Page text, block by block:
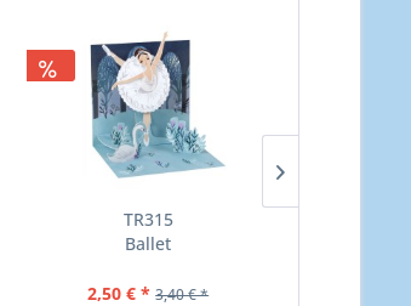
TR315
Ballet
2,50 € * 3,40 € *